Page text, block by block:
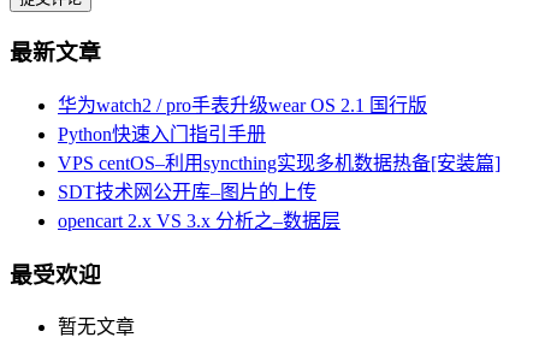
最新文章
华为watch2 / pro手表升级wear OS 2.1 国行版
Python快速入门指引手册
VPS centOS–利用syncthing实现多机数据热备[安装篇]
SDT技术网公开库–图片的上传
opencart 2.x VS 3.x 分析之–数据层
最受欢迎
暂无文章